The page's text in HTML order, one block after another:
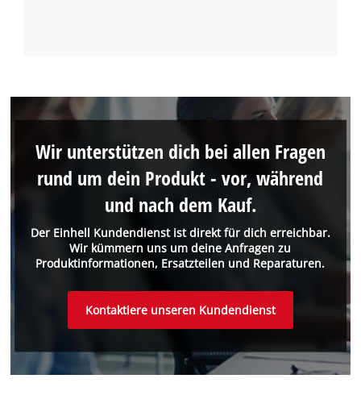
Der Einhell Kundendienst ist direkt für dich erreichbar.
Wir kümmern uns um deine Anfragen zu
Produktinformationen, Ersatzteilen und Reparaturen.
Wir unterstützen dich bei allen Fragen
rund um dein Produkt - vor, während
und nach dem Kauf.
Kontaktiere unseren Kundendienst